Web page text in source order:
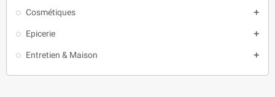
Cosmétiques 
Epicerie 
Entretien & Maison 